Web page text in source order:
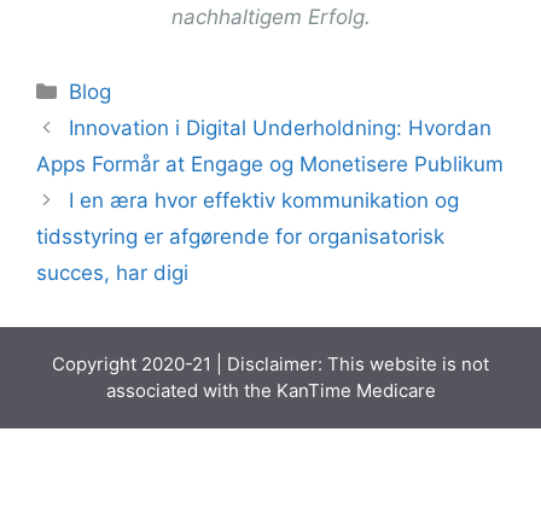
nachhaltigem Erfolg.
Categories
Blog
Innovation i Digital Underholdning: Hvordan
Apps Formår at Engage og Monetisere Publikum
I en æra hvor effektiv kommunikation og
tidsstyring er afgørende for organisatorisk
succes, har digi
Copyright 2020-21 | Disclaimer: This website is not
associated with the KanTime Medicare